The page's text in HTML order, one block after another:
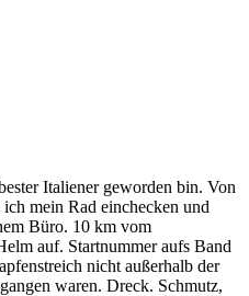
Italiener geworden bin. Von
mein Rad einchecken und
Büro. 10 km vom
auf. Startnummer aufs Band
nicht außerhalb der
waren. Dreck. Schmutz,